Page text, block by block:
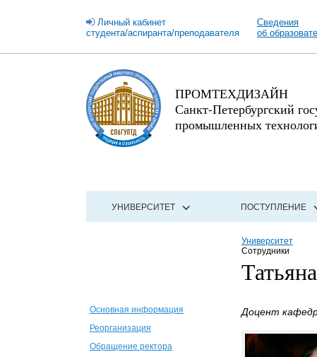
Личный кабинет
студента/аспиранта/преподавателя
Сведения
об
ПРОМТЕХДИЗАЙН
Санкт-Петербургский
промышленных
УНИВЕРСИТЕТ ПОСТУПЛЕНИЕ
Университет
Сотрудники
Основная информация
Реорганизация
Обращение ректора
Доцент